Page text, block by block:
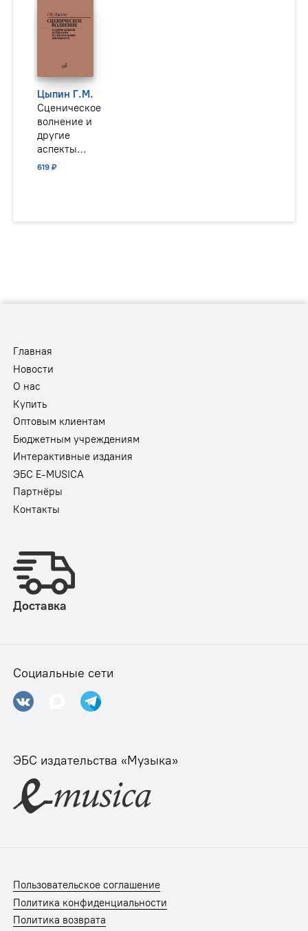
Цыпин Г.М.
Сценическое
волнение и
другие
аспекты
психологии
619 ₽
Главная
Новости
О нас
Купить
Оптовым клиентам
Бюджетным учреждениям
Интерактивные издания
ЭБС E-MUSICA
Партнёры
Контакты
Доставка
Социальные сети
ЭБС издательства «Музыка»
Пользовательское соглашение
Политика конфиденциальности
Политика возврата